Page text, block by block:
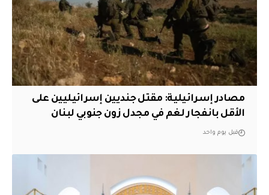
مصادر إسرائيلية: مقتل جنديين إسرائيليين على
الأقل بانفجار لغم في مجدل زون جنوبي لبنان
قبل يوم واحد